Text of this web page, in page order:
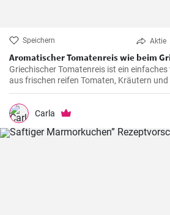
Speichern Aktie
Aromatischer Tomatenreis wie beim
Griechischer Tomatenreis ist ein
aus frischen reifen Tomaten, Kräutern
zusammen gekocht und als vegetarische
Fetakäse genossen. Schnell und einfach
Carla